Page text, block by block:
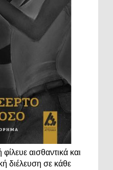
αισθαντικά και
διέλευση σε κάθε